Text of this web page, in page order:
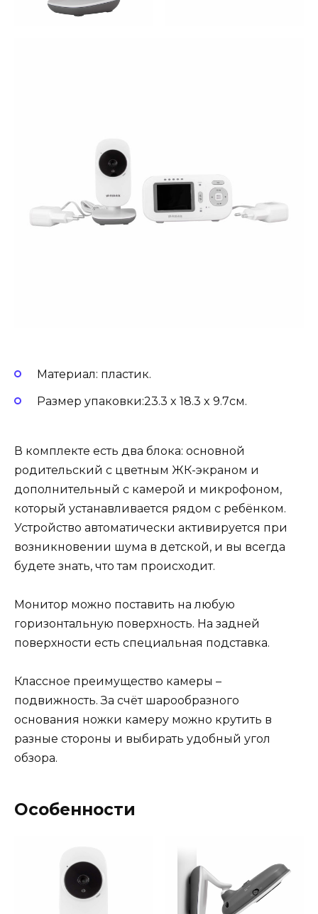
Материал: пластик.
Размер упаковки:23.3 x 18.3 x 9.7см.
В комплекте есть два блока: основной
родительский с цветным ЖК-экраном и
дополнительный с камерой и микрофоном,
который устанавливается рядом с ребёнком.
Устройство автоматически активируется при
возникновении шума в детской, и вы всегда
будете знать, что там происходит.
Монитор можно поставить на любую
горизонтальную поверхность. На задней
поверхности есть специальная подставка.
Классное преимущество камеры –
подвижность. За счёт шарообразного
основания ножки камеру можно крутить в
разные стороны и выбирать удобный угол
обзора.
Особенности